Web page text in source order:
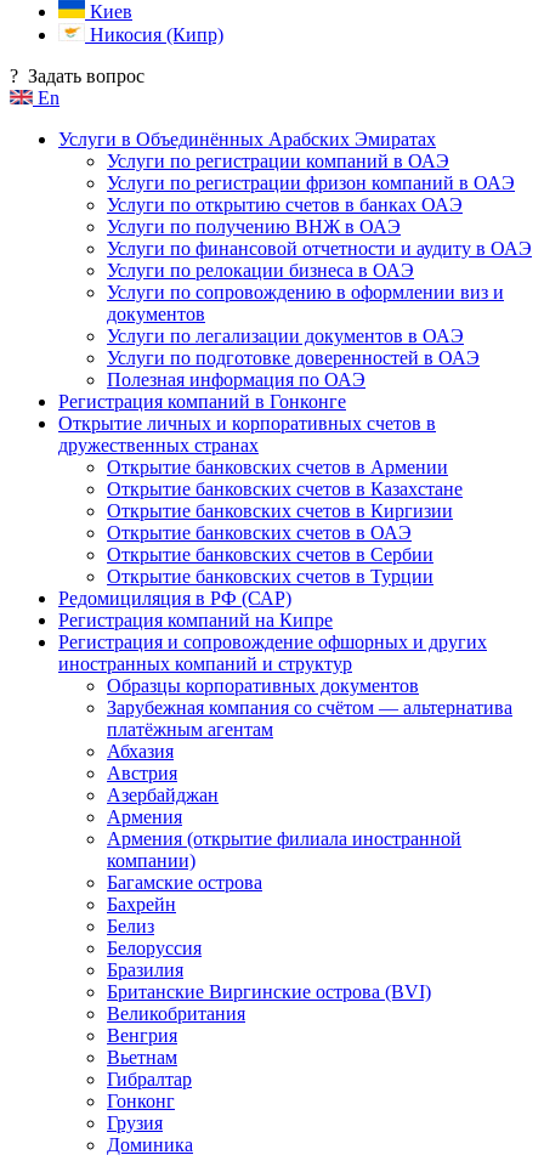
Киев
Никосия (Кипр)
? Задать вопрос
En
Услуги в Объединённых Арабских Эмиратах
Услуги по регистрации компаний в ОАЭ
Услуги по регистрации фризон компаний в ОАЭ
Услуги по открытию счетов в банках ОАЭ
Услуги по получению ВНЖ в ОАЭ
Услуги по финансовой отчетности и аудиту в ОАЭ
Услуги по релокации бизнеса в ОАЭ
Услуги по сопровождению в оформлении виз и
документов
Услуги по легализации документов в ОАЭ
Услуги по подготовке доверенностей в ОАЭ
Полезная информация по ОАЭ
Регистрация компаний в Гонконге
Открытие личных и корпоративных счетов в
дружественных странах
Открытие банковских счетов в Армении
Открытие банковских счетов в Казахстане
Открытие банковских счетов в Киргизии
Открытие банковских счетов в ОАЭ
Открытие банковских счетов в Сербии
Открытие банковских счетов в Турции
Редомициляция в РФ (САР)
Регистрация компаний на Кипре
Регистрация и сопровождение офшорных и других
иностранных компаний и структур
Образцы корпоративных документов
Зарубежная компания со счётом — альтернатива
платёжным агентам
Абхазия
Австрия
Азербайджан
Армения
Армения (открытие филиала иностранной
компании)
Багамские острова
Бахрейн
Белиз
Белоруссия
Бразилия
Британские Виргинские острова (BVI)
Великобритания
Венгрия
Вьетнам
Гибралтар
Гонконг
Грузия
Доминика